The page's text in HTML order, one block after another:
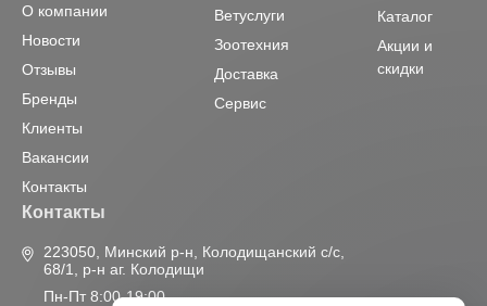
О компании
Новости
Отзывы
Бренды
Клиенты
Вакансии
Контакты
Ветуслуги
Доставка
Сервис
Зоотехния
Каталог
Акции и
скидки
Контакты
223050, Минский р-н, Колодищанский с/с,
68/1, р-н аг. Колодищи
Пн-Пт 8:00-19:00